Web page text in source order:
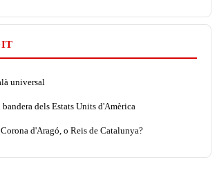
universal
dels Estats Units d'Amèrica
d'Aragó, o Reis de Catalunya?